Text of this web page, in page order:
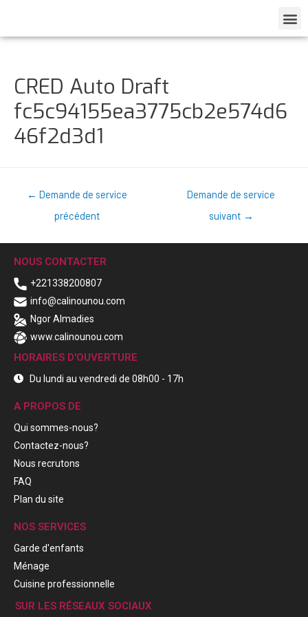
CRED Auto Draft
fc5c94155ea3775cb2e574d6
46f2d3d1
← Demande de service
précédent
Demande de service
suivant →
NOUS CONTACTER
+221338200807
info@calinounou.com
Ngor Almadies
www.calinounou.com
HORAIRES D'OUVERTURE
Du lundi au vendredi de 08h00 - 17h
A PROPOS DE
Qui sommes-nous?
Contactez-nous?
Nous recrutons
FAQ
Plan du site
NOS SERVICES
Garde d'enfants
Ménage
Cuisine professionnelle
SUR LES RÉSEAUX SOCIAUX